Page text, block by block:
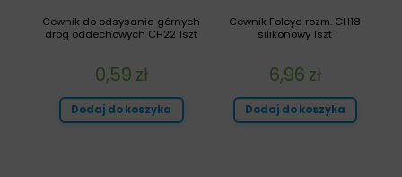
Cewnik Foleya rozm. CH18
silikonowy 1szt
6,96 zł
Dodaj do koszyka
Cewnik do odsysania górnych
dróg oddechowych CH22 1szt
0,59 zł
Dodaj do koszyka